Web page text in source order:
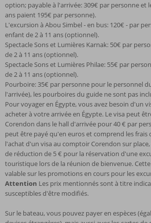
option; payable à l'arrivée: 309€ par personne et
ans paient 195€ par personne).
L'excursion à Abou Simbel - en bus: 120€ - par
enfant de 2 à 11 ans (optionnel).
Spectacle Sons et Lumières Karnak: 50€ par
de 2 à 11 ans (optionnel).
Spectacle Sons et Lumières Philae: 55€ par
de 2 à 11 ans (optionnel).
Pourboire: 35€ par personne pour le personnel
l'arrivée), les pourboires du guide ne sont pas
Pour voyager en Égypte, vous avez besoin d'un
acheter à votre arrivée en Égypte. Le visa peut
Corendon dans le hall d'arrivée pour 40 € par
peut être payé qu'en euros et comprend les frais
l'achat d'un visa au comptoir Corendon sur
de réduction de 5 € pour la réservation d'une
touristique lors de la réunion de bienvenue.
valable sur les promotions en cours pour les
Attention Les prix mentionnés sont à titre
susceptibles d'être modifiés.
Sur le bateau, vous pouvez payer en espèces